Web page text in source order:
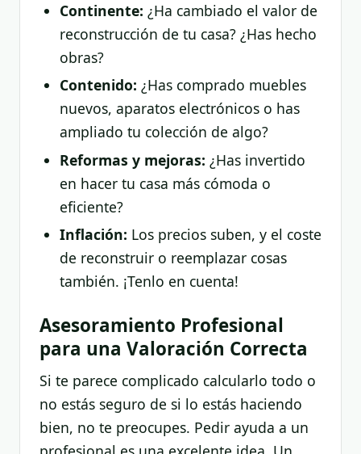
Continente: ¿Ha cambiado el valor de
reconstrucción de tu casa? ¿Has hecho
obras?
Contenido: ¿Has comprado muebles
nuevos, aparatos electrónicos o has
ampliado tu colección de algo?
Reformas y mejoras: ¿Has invertido
en hacer tu casa más cómoda o
eficiente?
Inflación: Los precios suben, y el coste
de reconstruir o reemplazar cosas
también. ¡Tenlo en cuenta!
Asesoramiento Profesional
para una Valoración Correcta
Si te parece complicado calcularlo todo o
no estás seguro de si lo estás haciendo
bien, no te preocupes. Pedir ayuda a un